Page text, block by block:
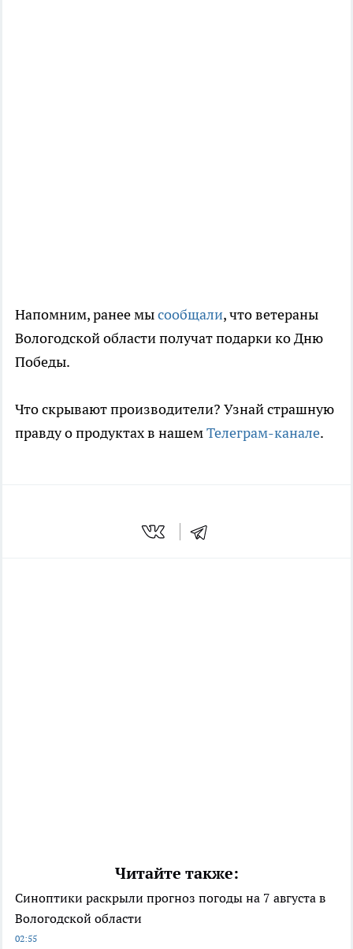
Напомним, ранее мысообщали, что ветераны
Вологодской области получат подарки ко Дню
Победы.
Что скрывают производители? Узнай страшную
правду о продуктах в нашемТелеграм-канале.
Читайте также:
Синоптики раскрыли прогноз погоды на 7 августа в
Вологодской области
02:55